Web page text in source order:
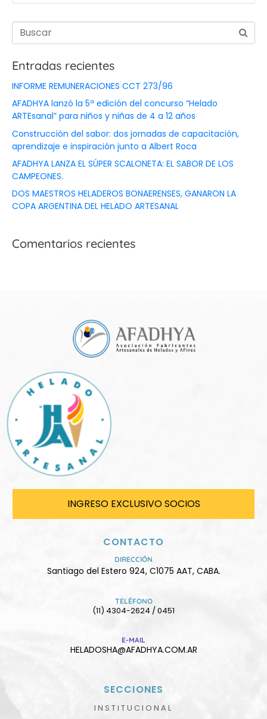
Entradas recientes
INFORME REMUNERACIONES CCT 273/96
AFADHYA lanzó la 5ª edición del concurso “Helado
ARTEsanal” para niños y niñas de 4 a 12 años
Construcción del sabor: dos jornadas de capacitación,
aprendizaje e inspiración junto a Albert Roca
AFADHYA LANZA EL SÚPER SCALONETA: EL SABOR DE LOS
CAMPEONES.
DOS MAESTROS HELADEROS BONAERENSES, GANARON LA
COPA ARGENTINA DEL HELADO ARTESANAL
Comentarios recientes
INGRESO EXCLUSIVO SOCIOS
CONTACTO
DIRECCIÓN
Santiago del Estero 924, C1075 AAT, CABA.
TELÉFONO
(11) 4304-2624 / 0451
E-MAIL
HELADOSHA@AFADHYA.COM.AR
SECCIONES
INSTITUCIONAL